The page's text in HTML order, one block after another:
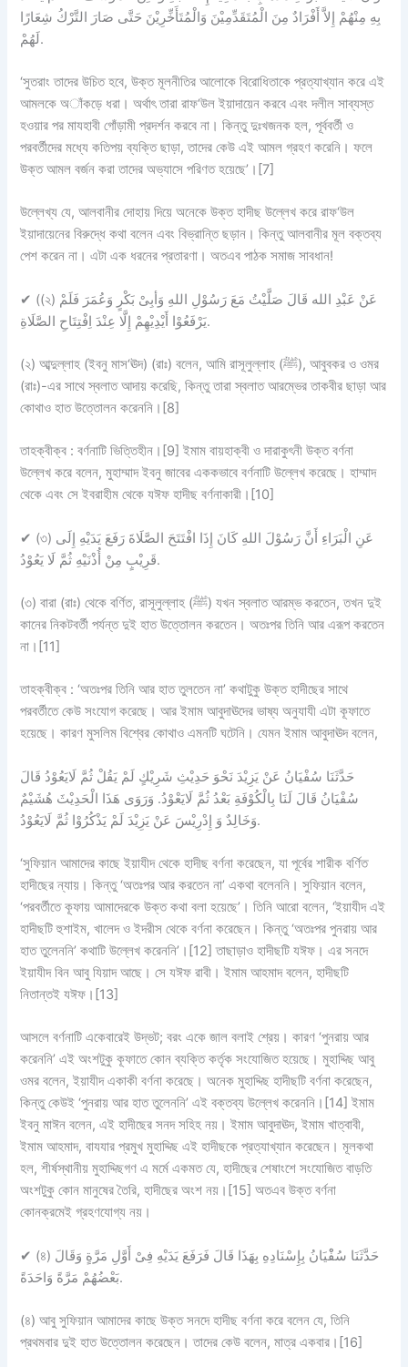
بِهِ مِنْهُمْ إِلاَّ أَفْرَادٌ مِنَ الْمُتَقَدِّمِيْنَ وَالْمُتَأَخِّرِيْنَ حَتَّى صَارَ التَّرْكُ شِعَارًا
لَهُمْ.
‘সুতরাং তাদের উচিত হবে, উক্ত মূলনীতির আলোকে বিরোধিতাকে প্রত্যাখ্যান করে এই
আমলকে অাঁকড়ে ধরা। অর্থাৎ তারা রাফ‘উল ইয়াদায়েন করবে এবং দলীল সাব্যস্ত
হওয়ার পর মাযহাবী গোঁড়ামী প্রদর্শন করবে না। কিন্তু দুঃখজনক হল, পূর্ববর্তী ও
পরবর্তীদের মধ্যে কতিপয় ব্যক্তি ছাড়া, তাদের কেউ এই আমল গ্রহণ করেনি। ফলে
উক্ত আমল বর্জন করা তাদের অভ্যাসে পরিণত হয়েছে’।[7]
উল্লেখ্য যে, আলবানীর দোহায় দিয়ে অনেকে উক্ত হাদীছ উল্লেখ করে রাফ‘উল
ইয়াদায়েনের বিরুদ্ধে কথা বলেন এবং বিভ্রান্তি ছড়ান। কিন্তু আলবানীর মূল বক্তব্য
পেশ করেন না। এটা এক ধরনের প্রতারণা। অতএব পাঠক সমাজ সাবধান!
✔ ((২) عَنْ عَبْدِ الله قَالَ صَلَّيْتُ مَعَ رَسُوْلِ اللهِ وَأبِىْ بَكْرٍ وَعُمَرَ فَلَمْ
يَرْفَعُوْا أَيْدِيْهِمْ إِلَّا عِنْدَ اِفْتِتَاحِ الصَّلَاةِ.
(২) আব্দুল্লাহ (ইবনু মাস‘ঊদ) (রাঃ) বলেন, আমি রাসূলুল্লাহ (ﷺ), আবুবকর ও ওমর
(রাঃ)-এর সাথে স্বলাত আদায় করেছি, কিন্তু তারা স্বলাত আরম্ভের তাকবীর ছাড়া আর
কোথাও হাত উত্তোলন করেননি।[8]
তাহক্বীক্ব :বর্ণনাটিভিত্তিহীন। [9] ইমাম বায়হাক্বী ও দারাকুৎনী উক্ত বর্ণনা
উল্লেখ করে বলেন, মুহাম্মাদ ইবনু জাবের এককভাবে বর্ণনাটি উল্লেখ করেছে। হাম্মাদ
থেকে এবং সে ইবরাহীম থেকে যঈফ হাদীছ বর্ণনাকারী।[10]
✔ (৩) عَنِ الْبَرَاءِ أَنَّ رَسُوْلَ اللهِ كَانَ إِذَا افْتَتَحَ الصَّلَاةَ رَفَعَ يَدَيْهِ إِلَى
قَرِيْبٍ مِنْ أُذْنَيْهِ ثُمَّ لَا يَعُوْدُ.
(৩) বারা (রাঃ) থেকে বর্ণিত, রাসূলুল্লাহ (ﷺ) যখন স্বলাত আরম্ভ করতেন, তখন দুই
কানের নিকটবর্তী পর্যন্ত দুই হাত উত্তোলন করতেন। অতঃপর তিনি আর এরূপ করতেন
না।[11]
তাহক্বীক্ব : ‘অতঃপর তিনি আর হাত তুলতেন না’ কথাটুকু উক্ত হাদীছের সাথে
পরবর্তীতে কেউ সংযোগ করেছে। আর ইমাম আবুদাঊদের ভাষ্য অনুযাযী এটা কূফাতে
হয়েছে। কারণ মুসলিম বিশ্বের কোথাও এমনটি ঘটেনি। যেমন ইমাম আবুদাঊদ বলেন,
حَدَّثَنَا سُفْيَانُ عَنْ يَزِيْدَ نَحْوَ حَدِيْثِ شَرِيْكٍ لَمْ يَقُلْ ثُمَّ لَايَعُوْدُ قَالَ
سُفْيَانُ قَالَ لَنَا بِالْكُوْفَةِ بَعْدُ ثُمَّ لَايَعْوْدُ. وَرَوَى هَذَا الْحَدِيْثَ هُشَيْمٌ
وَخَالِدٌ وَ إِدْرِيْسَ عَنْ يَزِيْدَ لَمْ يَذْكُرُوْا ثُمَّ لَايَعُوْدُ.
‘সুফিয়ান আমাদের কাছে ইয়াযীদ থেকে হাদীছ বর্ণনা করেছেন, যা পূর্বের শারীক বর্ণিত
হাদীছের ন্যায়। কিন্তু ‘অতঃপর আর করতেন না’ একথা বলেননি। সুফিয়ান বলেন,
‘পরবর্তীতে কূফায় আমাদেরকে উক্ত কথা বলা হয়েছে’। তিনি আরো বলেন, ‘ইয়াযীদ এই
হাদীছটি হুশাইম, খালেদ ও ইদরীস থেকে বর্ণনা করেছেন। কিন্তু ‘অতঃপর পুনরায় আর
হাত তুলেননি’ কথাটি উল্লেখ করেননি’।[12] তাছাড়াও হাদীছটি যঈফ। এর সনদে
ইয়াযীদ বিন আবু যিয়াদ আছে। সে যঈফ রাবী। ইমাম আহমাদ বলেন, হাদীছটি
নিতান্তই যঈফ।[13]
আসলে বর্ণনাটি একেবারেই উদ্ভট; বরং একে জাল বলাই শ্রেয়। কারণ ‘পুনরায় আর
করেননি’ এই অংশটুকু কূফাতে কোন ব্যক্তি কর্তৃক সংযোজিত হয়েছে। মুহাদ্দিছ আবু
ওমর বলেন, ইয়াযীদ একাকী বর্ণনা করেছে। অনেক মুহাদ্দিছ হাদীছটি বর্ণনা করেছেন,
কিন্তু কেউই ‘পুনরায় আর হাত তুলেননি’ এই বক্তব্য উল্লেখ করেননি।[14] ইমাম
ইবনু মাঈন বলেন, এই হাদীছের সনদ সহিহ নয়। ইমাম আবুদাঊদ, ইমাম খাত্বাবী,
ইমাম আহমাদ, বাযযার প্রমুখ মুহাদ্দিছ এই হাদীছকে প্রত্যাখ্যান করেছেন। মূলকথা
হল, শীর্ষস্থানীয় মুহাদ্দিছগণ এ মর্মে একমত যে, হাদীছের শেষাংশে সংযোজিত বাড়তি
অংশটুকু কোন মানুষের তৈরি, হাদীছের অংশ নয়।[15] অতএব উক্ত বর্ণনা
কোনক্রমেই গ্রহণযোগ্য নয়।
✔ (৪) حَدَّثَنَا سُفْْيَانُ بِإِسْنَادِهِ بِهَذَا قَالَ فَرَفَعَ يَدَيْهِ فِىْ أَوَّلِ مَرَّةٍ وَقَالَ
بَعْضُهُمْ مَرَّةً وَاحَدَةً.
(৪) আবু সুফিয়ান আমাদের কাছে উক্ত সনদে হাদীছ বর্ণনা করে বলেন যে, তিনি
প্রথমবার দুই হাত উত্তোলন করেছেন। তাদের কেউ বলেন, মাত্র একবার।[16]